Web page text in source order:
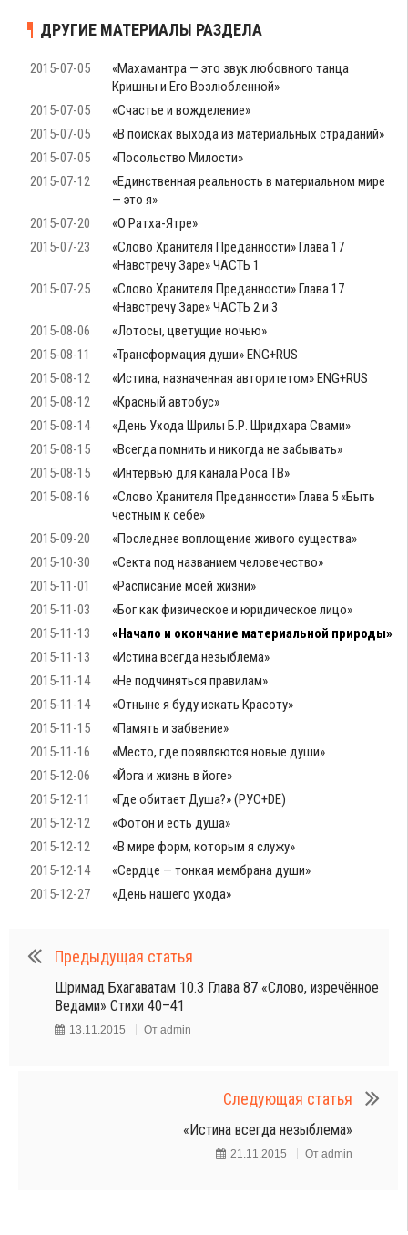
ДРУГИЕ МАТЕРИАЛЫ РАЗДЕЛА
2015-07-05
«Махамантра — это звук любовного танца
Кришны и Его Возлюбленной»
2015-07-05
«Счастье и вожделение»
2015-07-05
«В поисках выхода из материальных страданий»
2015-07-05
«Посольство Милости»
2015-07-12
«Единственная реальность в материальном мире
— это я»
2015-07-20
«О Ратха-Ятре»
2015-07-23
«Слово Хранителя Преданности» Глава 17
«Навстречу Заре» ЧАСТЬ 1
2015-07-25
«Слово Хранителя Преданности» Глава 17
«Навстречу Заре» ЧАСТЬ 2 и 3
2015-08-06
«Лотосы, цветущие ночью»
2015-08-11
«Трансформация души» ENG+RUS
2015-08-12
«Истина, назначенная авторитетом» ENG+RUS
2015-08-12
«Красный автобус»
2015-08-14
«День Ухода Шрилы Б.Р. Шридхара Свами»
2015-08-15
«Всегда помнить и никогда не забывать»
2015-08-15
«Интервью для канала Роса ТВ»
2015-08-16
«Слово Хранителя Преданности» Глава 5 «Быть
честным к себе»
2015-09-20
«Последнее воплощение живого существа»
2015-10-30
«Секта под названием человечество»
2015-11-01
«Расписание моей жизни»
2015-11-03
«Бог как физическое и юридическое лицо»
2015-11-13
«Начало и окончание материальной природы»
2015-11-13
«Истина всегда незыблема»
2015-11-14
«Не подчиняться правилам»
2015-11-14
«Отныне я буду искать Красоту»
2015-11-15
«Память и забвение»
2015-11-16
«Место, где появляются новые души»
2015-12-06
«Йога и жизнь в йоге»
2015-12-11
«Где обитает Душа?» (РУС+DE)
2015-12-12
«Фотон и есть душа»
2015-12-12
«В мире форм, которым я служу»
2015-12-14
«Сердце — тонкая мембрана души»
2015-12-27
«День нашего ухода»
Предыдущая статья
Шримад Бхагаватам 10.3 Глава 87 «Слово, изречённое
Ведами» Стихи 40–41
13.11.2015 От admin
Следующая статья
«Истина всегда незыблема»
21.11.2015 От admin